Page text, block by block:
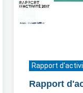
Rapport
Rapport